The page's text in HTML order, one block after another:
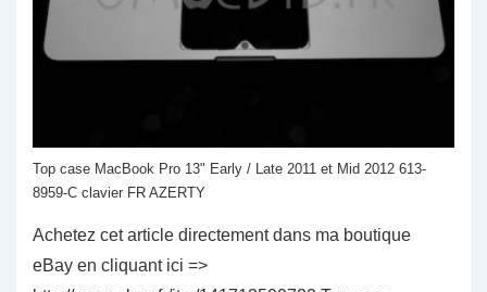
Top case MacBook Pro 13" Early / Late 2011 et Mid 2012 613-
8959-C clavier FR AZERTY
Achetez cet article directement dans ma boutique
eBay en cliquant ici =>